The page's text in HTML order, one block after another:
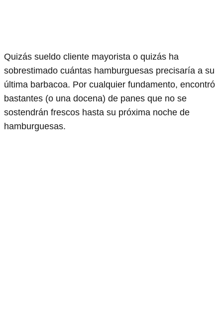
Quizás sueldo cliente mayorista o quizás ha
sobrestimado cuántas hamburguesas precisaría a su
última barbacoa. Por cualquier fundamento, encontró
bastantes (o una docena) de panes que no se
sostendrán frescos hasta su próxima noche de
hamburguesas.